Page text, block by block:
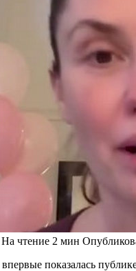
На чтение 2 мин
впервые показалась